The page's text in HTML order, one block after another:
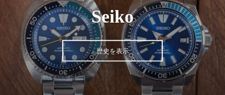
Seiko
歴史を表示